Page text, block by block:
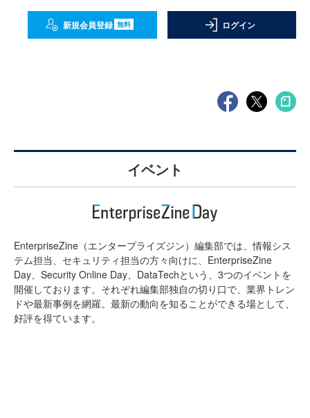
新規会員登録 無料 ログイン
イベント
EnterpriseZine（エンタープライズジン）編集部では、情報シス
テム担当、セキュリティ担当の方々向けに、EnterpriseZine
Day、Security Online Day、DataTechという、3つのイベントを
開催しております。それぞれ編集部独自の切り口で、業界トレン
ドや最新事例を網羅。最新の動向を知ることができる場として、
好評を得ています。